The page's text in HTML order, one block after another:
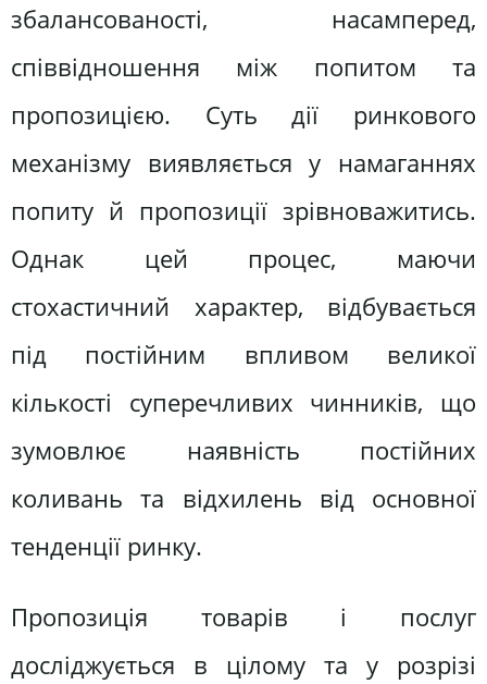
збалансованості, насамперед,
співвідношення між попитом та
пропозицією. Суть дії ринкового
механізму виявляється у намаганнях
попиту й пропозиції зрівноважитись.
Однак цей процес, маючи
стохастичний характер, відбувається
під постійним впливом великої
кількості суперечливих чинників, що
зумовлює наявність постійних
коливань та відхилень від основної
тенденції ринку.
Пропозиція товарів і послуг
досліджується в цілому та у розрізі